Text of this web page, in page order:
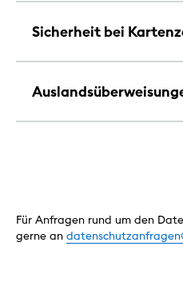
Sicherheit bei
Für Anfragen rund um den
gerne an